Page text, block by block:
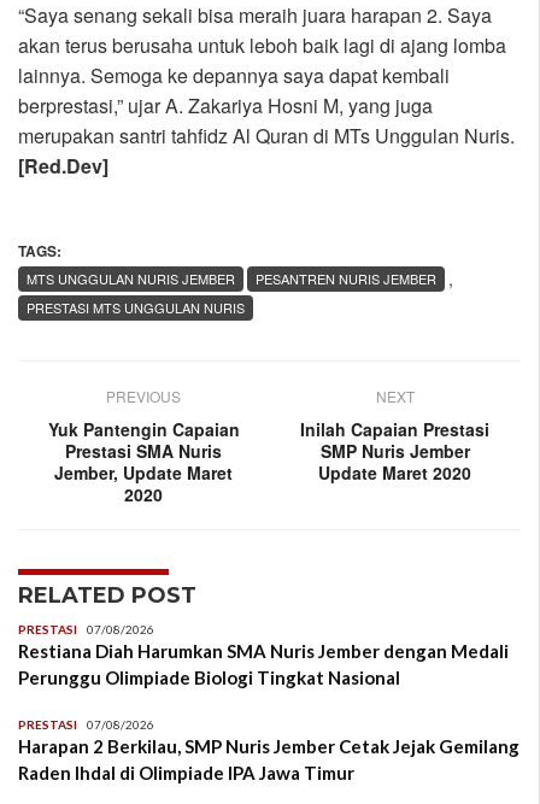
“Saya senang sekali bisa meraih juara harapan 2. Saya
akan terus berusaha untuk leboh baik lagi di ajang lomba
lainnya. Semoga ke depannya saya dapat kembali
berprestasi,” ujar A. Zakariya Hosni M, yang juga
merupakan santri tahfidz Al Quran di MTs Unggulan Nuris.
[Red.Dev]
TAGS:
,
MTS UNGGULAN NURIS JEMBER
PESANTREN NURIS JEMBER
PRESTASI MTS UNGGULAN NURIS
PREVIOUS
Yuk Pantengin Capaian
Prestasi SMA Nuris
Jember, Update Maret
2020
NEXT
Inilah Capaian Prestasi
SMP Nuris Jember
Update Maret 2020
RELATED POST
PRESTASI 07/08/2026
Restiana Diah Harumkan SMA Nuris Jember dengan Medali
Perunggu Olimpiade Biologi Tingkat Nasional
PRESTASI 07/08/2026
Harapan 2 Berkilau, SMP Nuris Jember Cetak Jejak Gemilang
Raden Ihdal di Olimpiade IPA Jawa Timur